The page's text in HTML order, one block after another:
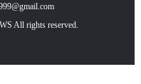
All rights reserved.